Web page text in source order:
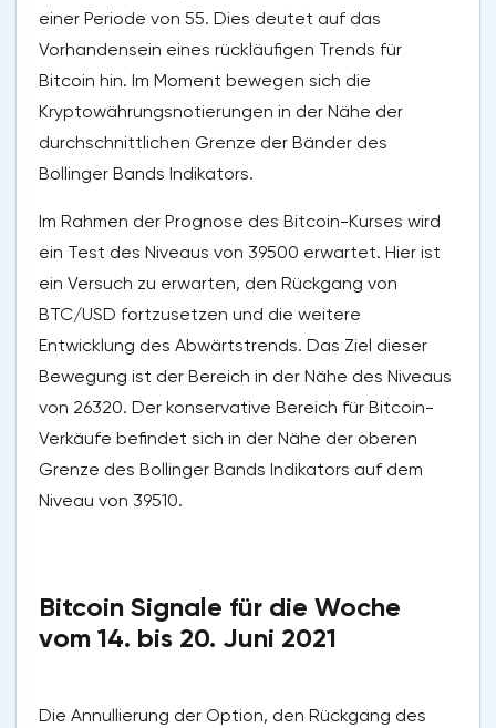
einer Periode von 55. Dies deutet auf das
Vorhandensein eines rückläufigen Trends für
Bitcoin hin. Im Moment bewegen sich die
Kryptowährungsnotierungen in der Nähe der
durchschnittlichen Grenze der Bänder des
Bollinger Bands Indikators.
Im Rahmen der Prognose des Bitcoin-Kurses wird
ein Test des Niveaus von 39500 erwartet. Hier ist
ein Versuch zu erwarten, den Rückgang von
BTC/USD fortzusetzen und die weitere
Entwicklung des Abwärtstrends. Das Ziel dieser
Bewegung ist der Bereich in der Nähe des Niveaus
von 26320. Der konservative Bereich für Bitcoin-
Verkäufe befindet sich in der Nähe der oberen
Grenze des Bollinger Bands Indikators auf dem
Niveau von 39510.
Bitcoin Signale für die Woche
vom 14. bis 20. Juni 2021
Die Annullierung der Option, den Rückgang des